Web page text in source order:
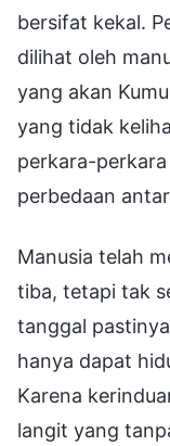
bersifat kekal.
dilihat oleh
yang akan
yang tidak
perkara-perkara
perbedaan
Manusia telah
tiba, tetapi tak
tanggal
hanya dapat
Karena
langit yang